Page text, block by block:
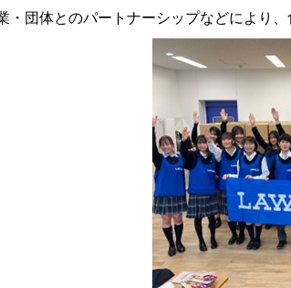
・団体とのパートナーシップなどにより